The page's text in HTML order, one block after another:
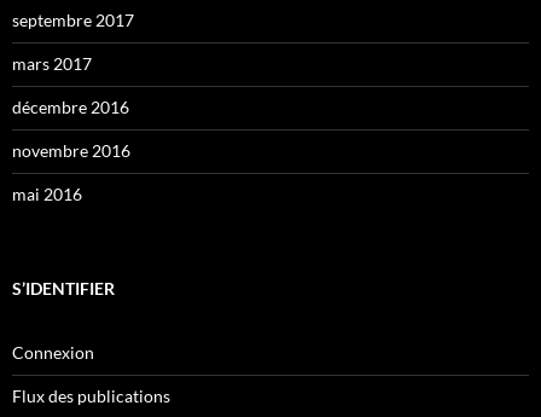
septembre 2017
mars 2017
décembre 2016
novembre 2016
mai 2016
S’IDENTIFIER
Connexion
Flux des publications